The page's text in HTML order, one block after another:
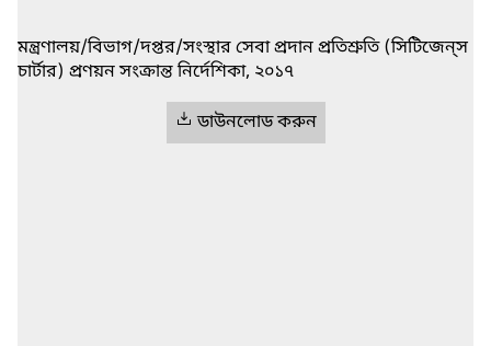
মন্ত্রণালয়/বিভাগ/দপ্তর/সংস্থার সেবা প্রদান প্রতিশ্রুতি (সিটিজেন্‌স
চার্টার) প্রণয়ন সংক্রান্ত নির্দেশিকা, ২০১৭
ডাউনলোড করুন